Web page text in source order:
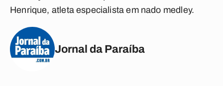
Henrique, atleta especialista em nado medley.
Jornal da Paraíba